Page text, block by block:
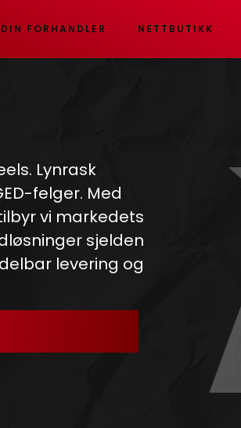
FORHANDLER NETTBUTIKK
Lynrask
felger. Med
vi markedets
sjelden
levering og